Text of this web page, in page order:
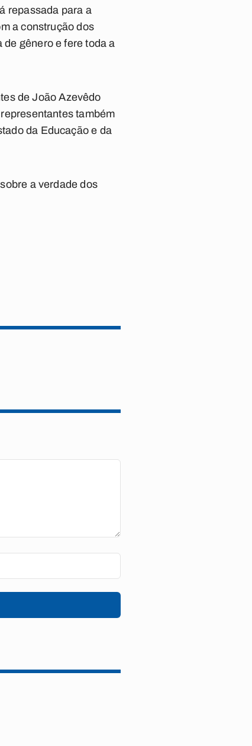
repassada para a
a construção dos
gênero e fere toda a
de João Azevêdo
também
da Educação e da
a verdade dos